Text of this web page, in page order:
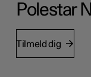
Polestar
Tilmeld dig